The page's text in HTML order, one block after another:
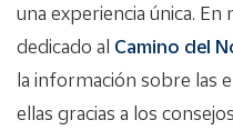
una experiencia única.
dedicado al Camino del
la información sobre las
ellas gracias a los